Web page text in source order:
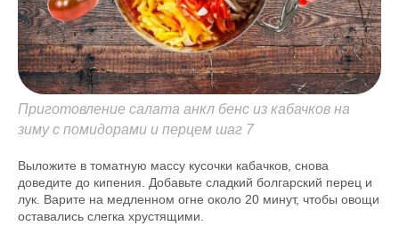
Приготовление салата анкл бенс из кабачков на
зиму с помидорами и перцем шаг 7
Выложите в томатную массу кусочки кабачков, снова
доведите до кипения. Добавьте сладкий болгарский перец и
лук. Варите на медленном огне около 20 минут, чтобы овощи
оставались слегка хрустящими.